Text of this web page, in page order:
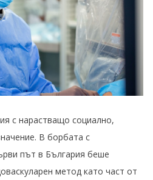
с нарастващо социално,
В борбата с
път в България беше
метод като част от